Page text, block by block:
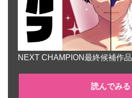
NEXT CHAMPION最終候補作品
読んでみる